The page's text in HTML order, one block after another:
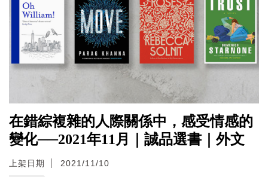
在錯綜複雜的人際關係中，感受情感的
變化──2021年11月｜誠品選書｜外文
上架日期 2021/11/10